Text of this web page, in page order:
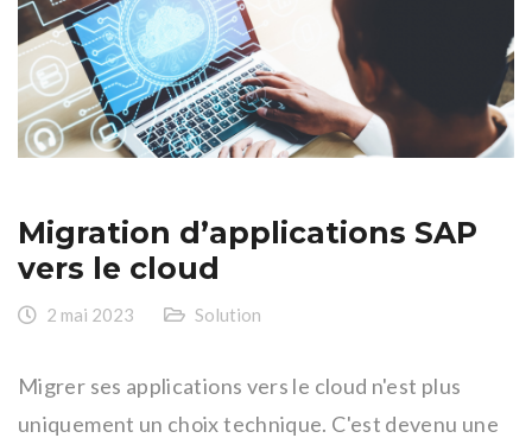
Migration d’applications SAP
vers le cloud
2 mai 2023 Solution
Migrer ses applications vers le cloud n'est plus
uniquement un choix technique. C'est devenu une